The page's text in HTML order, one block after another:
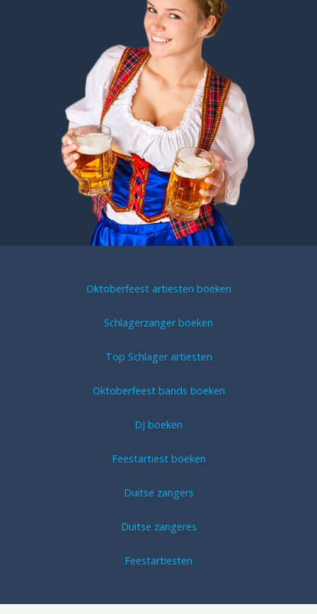
Oktoberfeest artiesten boeken
Schlagerzanger boeken
Top Schlager artiesten
Oktoberfeest bands boeken
DJ boeken
Feestartiest boeken
Duitse zangers
Duitse zangeres
Feestartiesten